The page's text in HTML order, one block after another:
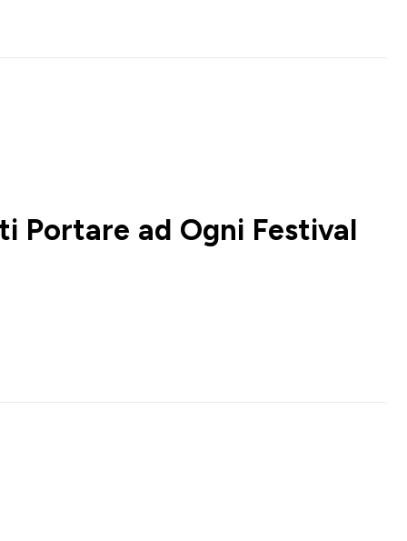
Portare ad Ogni Festival